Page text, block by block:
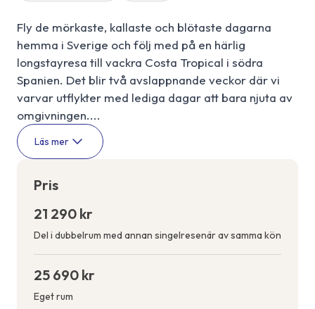
Fly de mörkaste, kallaste och blötaste dagarna
hemma i Sverige och följ med på en härlig
longstayresa till vackra Costa Tropical i södra
Spanien. Det blir två avslappnande veckor där vi
varvar utflykter med lediga dagar att bara njuta av
omgivningen....
Läs mer
Pris
21 290 kr
Del i dubbelrum med annan singelresenär av samma kön
25 690 kr
Eget rum